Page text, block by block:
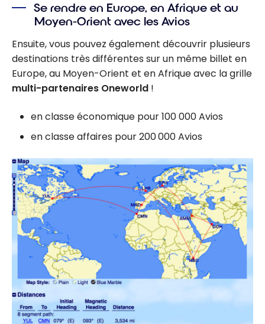
économiser sur
les transports
au Japon?
Se rendre en Europe, en Afrique et au
Moyen-Orient avec les Avios
Ensuite, vous pouvez également découvrir plusieurs
destinations très différentes sur un même billet en
Europe, au Moyen-Orient et en Afrique avec la grille
multi-partenaires Oneworld !
en classe économique pour 100 000 Avios
en classe affaires pour 200 000 Avios